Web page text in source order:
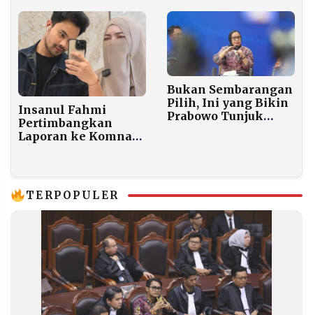
Atasi Antrean
Insanul Fahmi
Pertimbangkan
Laporan ke Komnas
Bukan Sembarangan
Pilih, Ini yang Bikin
Prabowo Tunjuk
TERPOPULER